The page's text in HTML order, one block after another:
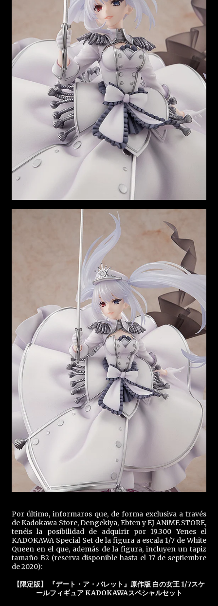
Por último, informaros que, de forma exclusiva a través
de Kadokawa Store, Dengekiya, Ebten y EJ ANiME STORE,
tenéis la posibilidad de adquirir por 19.300 Yenes el
KADOKAWA Special Set de la figura a escala 1/7 de White
Queen en el que, además de la figura, incluyen un tapiz
tamaño B2 (reserva disponible hasta el 17 de septiembre
de 2020):
【限定版】 『デート・ア・バレット』原作版 白の女王 1/7スケ
ールフィギュア KADOKAWAスペシャルセット